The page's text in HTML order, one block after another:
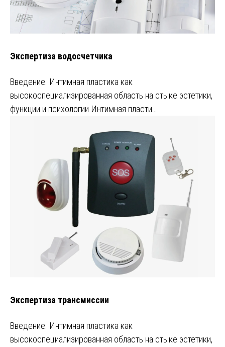
Экспертиза водосчетчика
Введение. Интимная пластика как
высокоспециализированная область на стыке эстетики,
функции и психологии Интимная пласти…
Экспертиза трансмиссии
Введение. Интимная пластика как
высокоспециализированная область на стыке эстетики,